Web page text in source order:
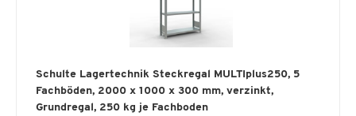
Schulte Lagertechnik Steckregal MULTIplus250, 5
Fachböden, 2000 x 1000 x 300 mm, verzinkt,
Grundregal, 250 kg je Fachboden